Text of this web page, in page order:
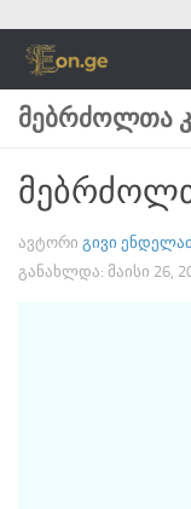
Skip to content
ᲛᲔᲑᲠᲫᲝᲚᲗᲐ
ᲐᲕᲢᲝᲠᲘ ᲒᲘᲕᲘ
ᲒᲐᲜᲐᲮᲚᲓᲐ: ᲛᲐᲘᲡᲘ 26,